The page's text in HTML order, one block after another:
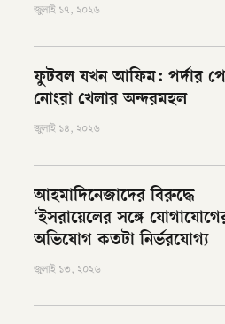
জুলাই ১৭, ২০২৬
ফুটবল যখন আফিম: পর্দার
নোংরা খেলার অন্দরমহল
জুলাই ১৪, ২০২৬
আহমাদিনেজাদের বিরুদ্ধে
‘ইসরায়েলের সঙ্গে
অভিযোগ কতটা নির্ভরযোগ্য
জুলাই ১৩, ২০২৬